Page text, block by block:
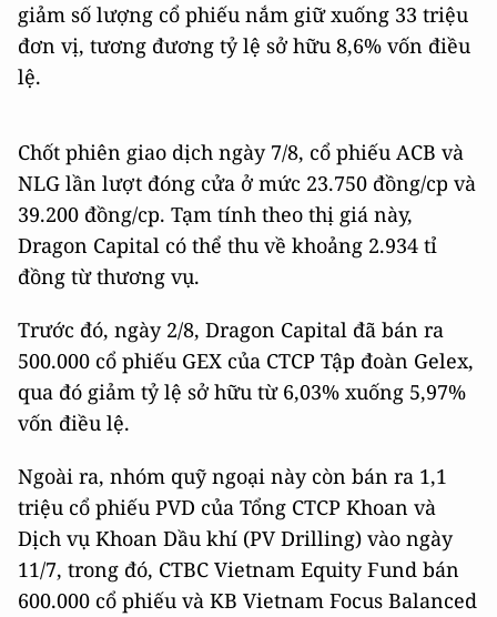
giảm số lượng cổ phiếu nắm giữ xuống 33 triệu
đơn vị, tương đương tỷ lệ sở hữu 8,6% vốn điều
lệ.
Chốt phiên giao dịch ngày 7/8, cổ phiếu ACB và
NLG lần lượt đóng cửa ở mức 23.750 đồng/cp và
39.200 đồng/cp. Tạm tính theo thị giá này,
Dragon Capital có thể thu về khoảng 2.934 tỉ
đồng từ thương vụ.
Trước đó, ngày 2/8, Dragon Capital đã bán ra
500.000 cổ phiếu GEX của CTCP Tập đoàn Gelex,
qua đó giảm tỷ lệ sở hữu từ 6,03% xuống 5,97%
vốn điều lệ.
Ngoài ra, nhóm quỹ ngoại này còn bán ra 1,1
triệu cổ phiếu PVD của Tổng CTCP Khoan và
Dịch vụ Khoan Dầu khí (PV Drilling) vào ngày
11/7, trong đó, CTBC Vietnam Equity Fund bán
600.000 cổ phiếu và KB Vietnam Focus Balanced